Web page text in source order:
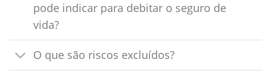
pode indicar para debitar o seguro de
vida?
O que são riscos excluídos?